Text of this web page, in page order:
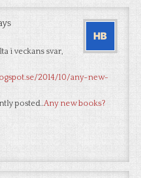
i veckans svar,
2014/10/any-new-
posted..Any new books?